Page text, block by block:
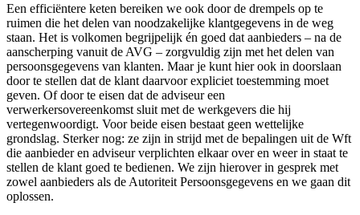
Een efficiëntere keten bereiken we ook door de drempels op te
ruimen die het delen van noodzakelijke klantgegevens in de weg
staan. Het is volkomen begrijpelijk én goed dat aanbieders – na de
aanscherping vanuit de AVG – zorgvuldig zijn met het delen van
persoonsgegevens van klanten. Maar je kunt hier ook in doorslaan
doorte stellen dat de klant daarvoor expliciet toestemming moet
geven. Of doorte eisen dat de adviseur een
verwerkersovereenkomst sluit met de werkgevers die hij
vertegenwoordigt. Voor beide eisen bestaat geen wettelijke
grondslag. Sterker nog: ze zijn in strijd met de bepalingen uit de Wft
die aanbieder en adviseur verplichten elkaar over en weer in staat te
stellen de klant goed te bedienen. We zijn hierover in gesprek met
zowel aanbieders als de Autoriteit Persoonsgegevens en we gaan dit
oplossen.